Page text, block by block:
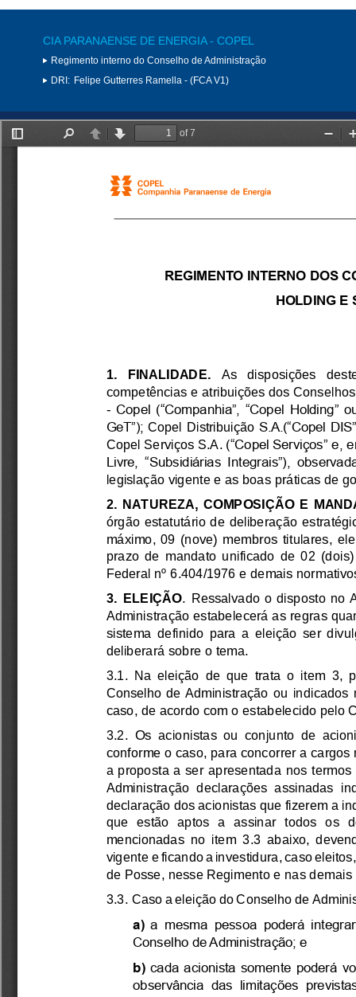
CIA PARANAENSE DE ENERGIA - COPEL
Regimento interno do Conselho de Administração
DRI: Felipe Gutterres Ramella - (FCA V1)